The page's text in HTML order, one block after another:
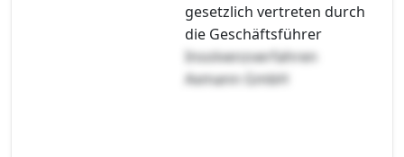
gesetzlich vertreten durch
die Geschäftsführer
Insolvenzverfahren
Axmann GmbH